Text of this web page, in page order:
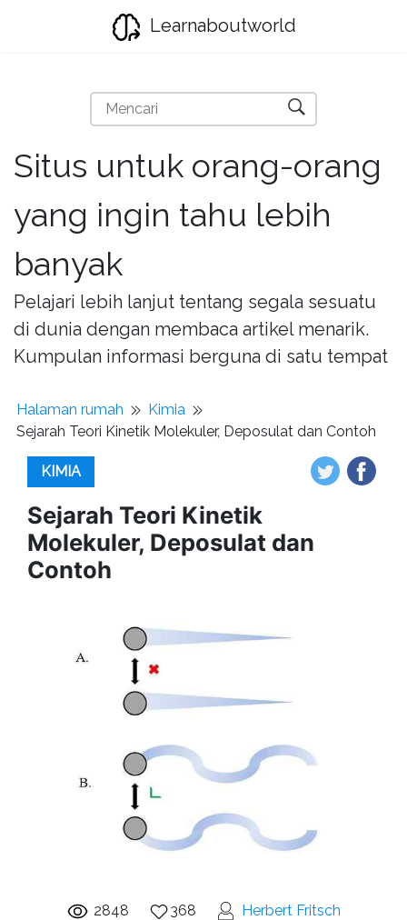
Learnaboutworld
Situs untuk orang-orang
yang ingin tahu lebih
banyak
Pelajari lebih lanjut tentang segala sesuatu
di dunia dengan membaca artikel menarik.
Kumpulan informasi berguna di satu tempat
Halaman rumah
Kimia
Sejarah Teori Kinetik Molekuler, Deposulat dan Contoh
KIMIA
Sejarah Teori Kinetik
Molekuler, Deposulat dan
Contoh
2848 368 Herbert Fritsch